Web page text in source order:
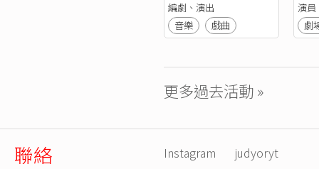
編劇、演出
音樂
戲曲
演員
劇
更多過去活動 »
聯絡 Instagram judyoryt